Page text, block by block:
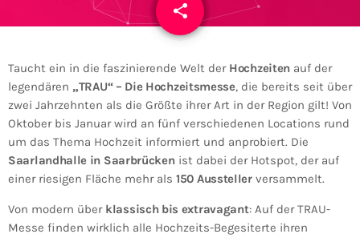
share
email
Taucht ein in die faszinierende Welt der Hochzeiten auf der
legendären „TRAU“ – Die Hochzeitsmesse, die bereits seit über
zwei Jahrzehnten als die Größte ihrer Art in der Region gilt! Von
Oktober bis Januar wird an fünf verschiedenen Locations rund
um das Thema Hochzeit informiert und anprobiert. Die
Saarlandhalle in Saarbrückenist dabei der Hotspot, der auf
einer riesigen Fläche mehr als 150 Ausstellerversammelt.
Von modern über klassisch bis extravagant: Auf der TRAU-
Messe finden wirklich alle Hochzeits-Begesiterte ihren